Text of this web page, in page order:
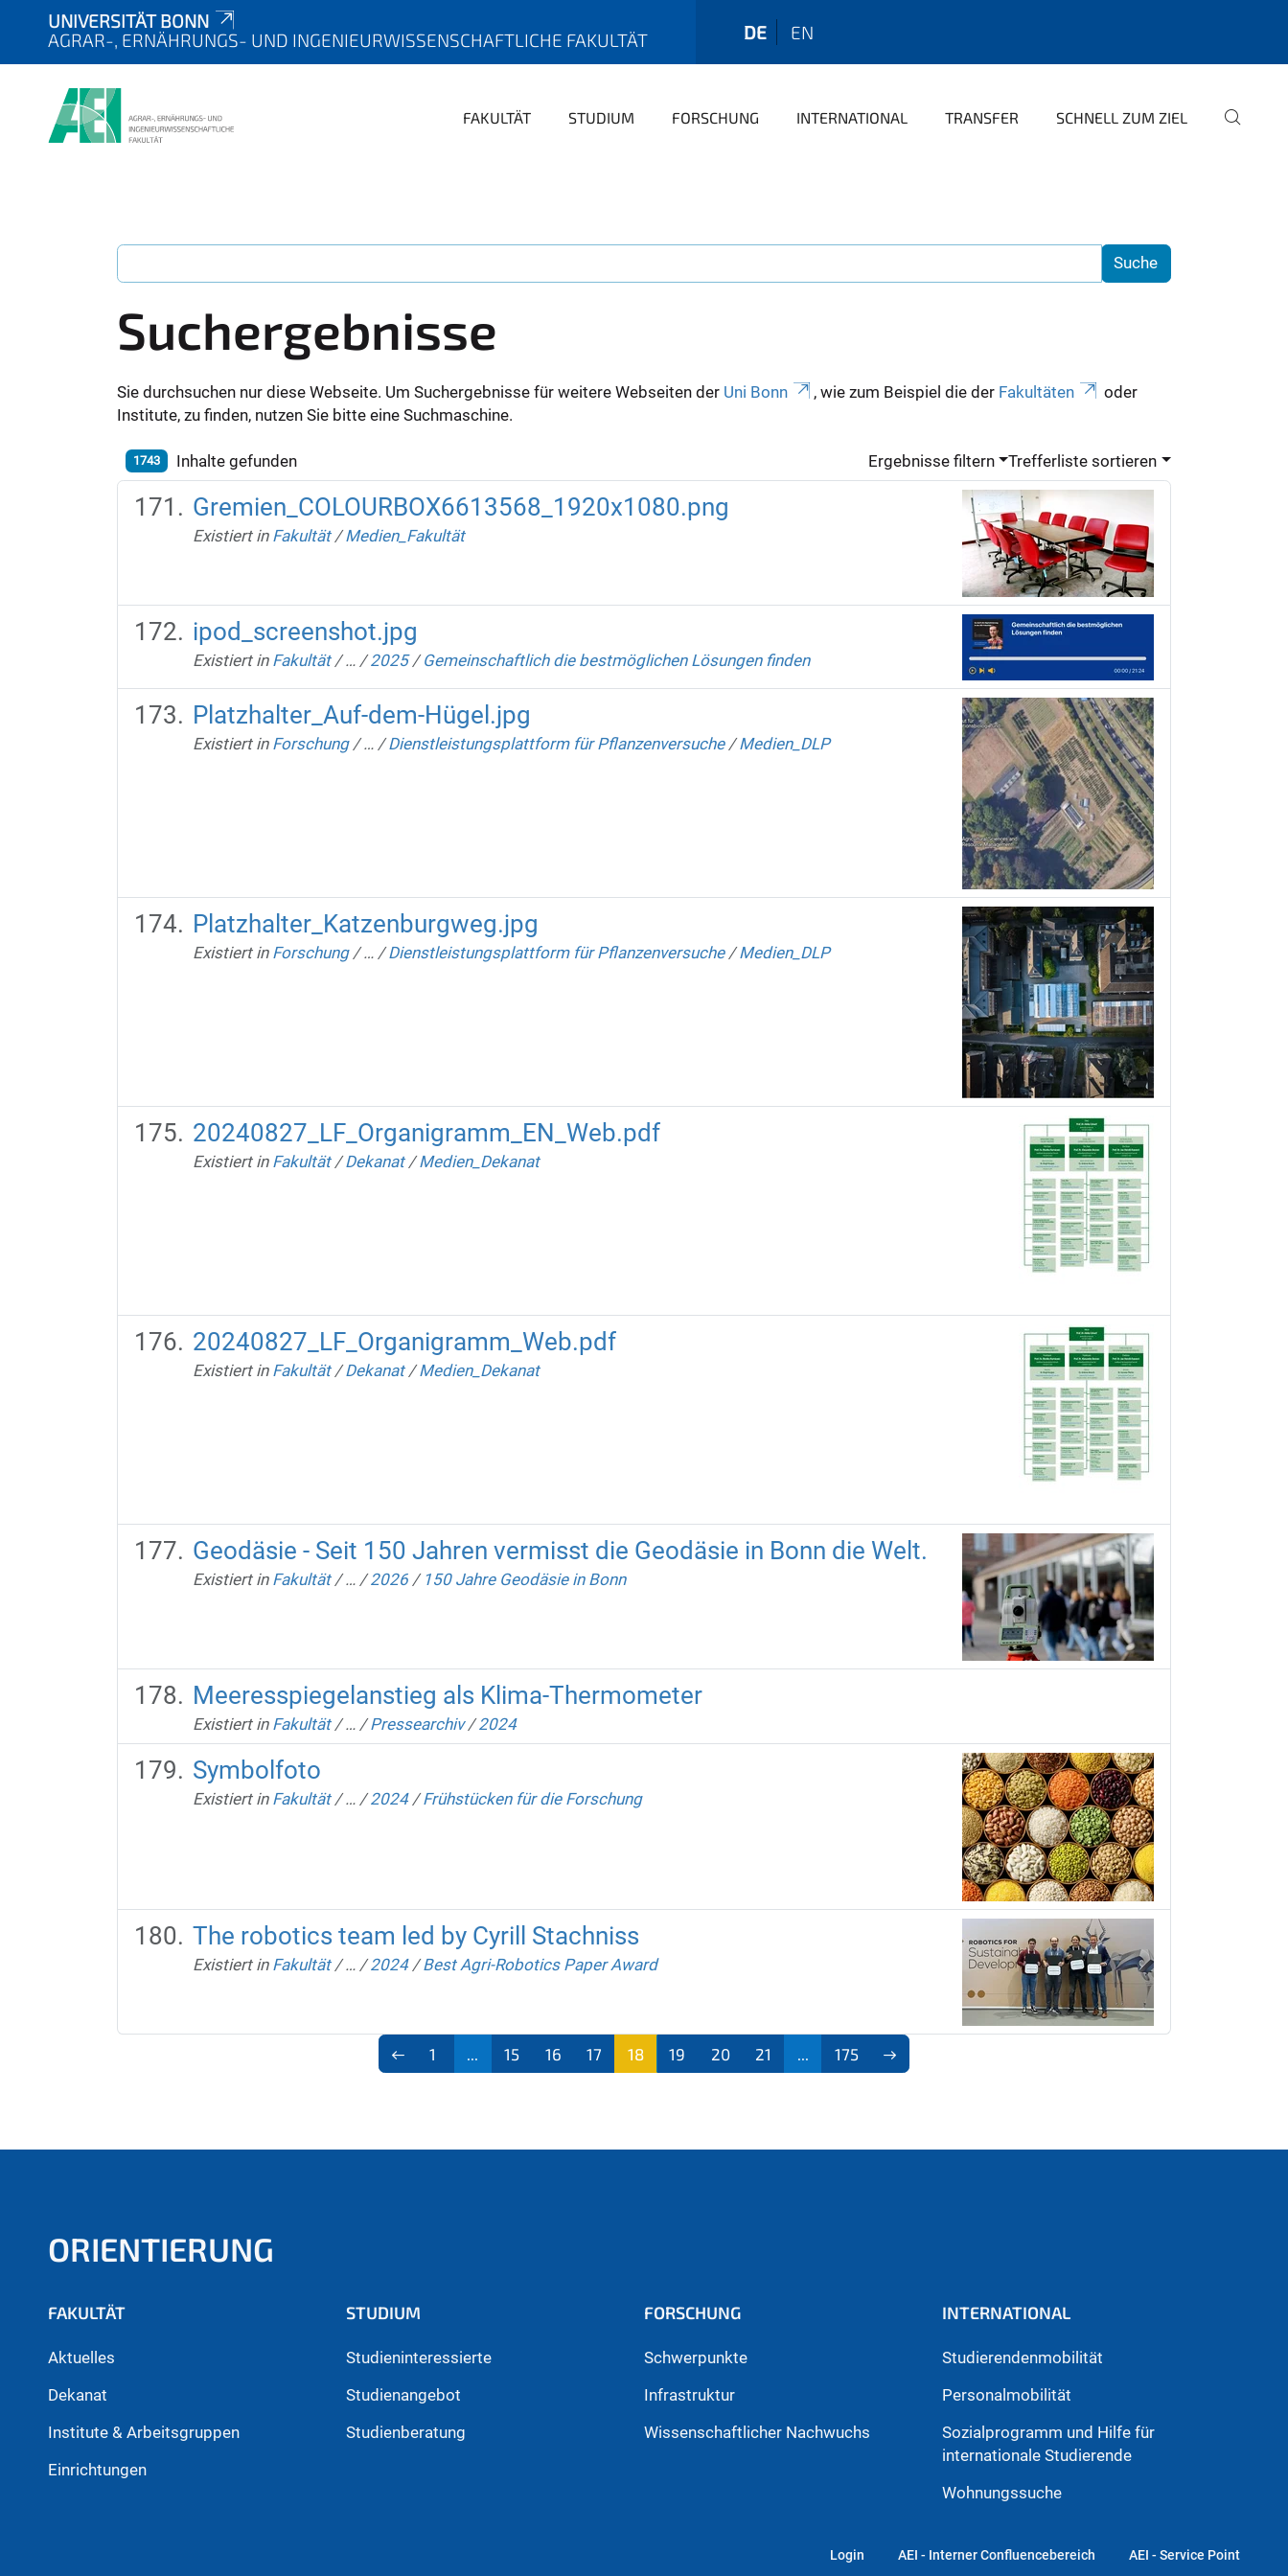
UNIVERSITÄT BONN
AGRAR-, ERNÄHRUNGS- UND INGENIEURWISSENSCHAFTLICHE FAKULTÄT
DE EN
FAKULTÄT STUDIUM FORSCHUNG INTERNATIONAL TRANSFER SCHNELL ZUM ZIEL
Suchergebnisse
Sie durchsuchen nur diese Webseite. Um Suchergebnisse für weitere Webseiten der Uni Bonn , wie zum Beispiel die der Fakultäten
oder
Institute, zu finden, nutzen Sie bitte eine Suchmaschine.
1743 Inhalte gefunden Ergebnisse filtern Trefferliste sortieren
Gremien_COLOURBOX6613568_1920x1080.png
Existiert in Fakultät /Medien_Fakultät
ipod_screenshot.jpg
Existiert in Fakultät /… /2025 /Gemeinschaftlich die bestmöglichen Lösungen finden
Platzhalter_Auf-dem-Hügel.jpg
Existiert in Forschung /… /Dienstleistungsplattform für Pflanzenversuche /Medien_DLP
Platzhalter_Katzenburgweg.jpg
Existiert in Forschung /… /Dienstleistungsplattform für Pflanzenversuche /Medien_DLP
20240827_LF_Organigramm_EN_Web.pdf
Existiert in Fakultät /Dekanat /Medien_Dekanat
20240827_LF_Organigramm_Web.pdf
Existiert in Fakultät /Dekanat /Medien_Dekanat
Geodäsie - Seit 150 Jahren vermisst die Geodäsie in Bonn die Welt.
Existiert in Fakultät /… /2026 / 150 Jahre Geodäsie in Bonn
Meeresspiegelanstieg als Klima-Thermometer
Existiert in Fakultät /… /Pressearchiv /2024
Symbolfoto
Existiert in Fakultät /… /2024 /Frühstücken für die Forschung
The robotics team led by Cyrill Stachniss
Existiert in Fakultät /… /2024 /Best Agri-Robotics Paper Award
1 15 16 17
18
19 20 21 175
ORIENTIERUNG
FAKULTÄT
Aktuelles
Dekanat
Institute & Arbeitsgruppen
Einrichtungen
STUDIUM
Studieninteressierte
Studienangebot
Studienberatung
FORSCHUNG
Schwerpunkte
Infrastruktur
Wissenschaftlicher Nachwuchs
INTERNATIONAL
Studierendenmobilität
Personalmobilität
Sozialprogramm und Hilfe für
internationale Studierende
Wohnungssuche
Login AEI - Interner Confluencebereich AEI - Service Point